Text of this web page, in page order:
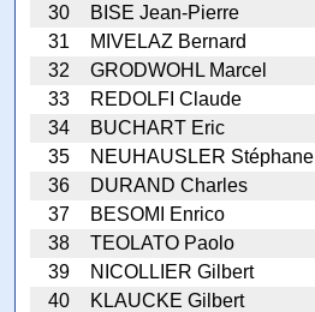
30
BISE Jean-Pierre
31
MIVELAZ Bernard
32
GRODWOHL Marcel
33
REDOLFI Claude
34
BUCHART Eric
35
NEUHAUSLER Stéphane
36
DURAND Charles
37
BESOMI Enrico
38
TEOLATO Paolo
39
NICOLLIER Gilbert
40
KLAUCKE Gilbert